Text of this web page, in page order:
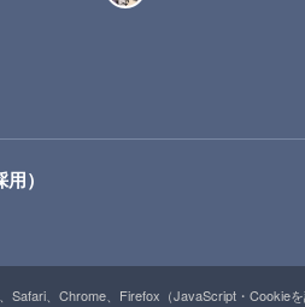
）
Safari、Chrome、Firefox（JavaScript・Cookie